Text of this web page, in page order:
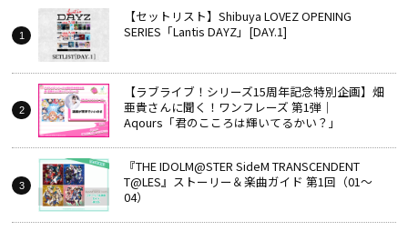
【セットリスト】Shibuya LOVEZ OPENING
SERIES「Lantis DAYZ」[DAY.1]
【ラブライブ！シリーズ15周年記念特別企画】畑
亜貴さんに聞く！ワンフレーズ 第1弾｜
Aqours「君のこころは輝いてるかい？」
『THE IDOLM@STER SideM TRANSCENDENT
T@LES』ストーリー＆楽曲ガイド 第1回（01～
04）